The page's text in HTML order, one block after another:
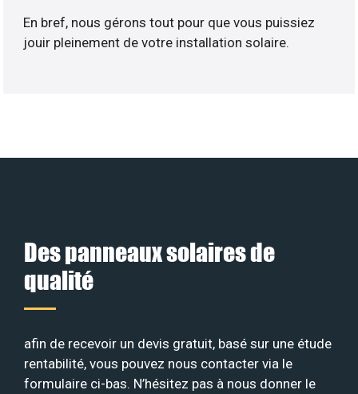
En bref, nous gérons tout pour que vous puissiez
jouir pleinement de votre installation solaire.
Des panneaux solaires de
qualité
afin de recevoir un devis gratuit, basé sur une étude
rentabilité, vous pouvez nous contacter via le
formulaire ci-bas. N’hésitez pas à nous donner le